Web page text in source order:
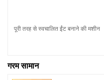
पूरी तरह से स्वचालित ईंट बनाने की मशीन
गरम सामान